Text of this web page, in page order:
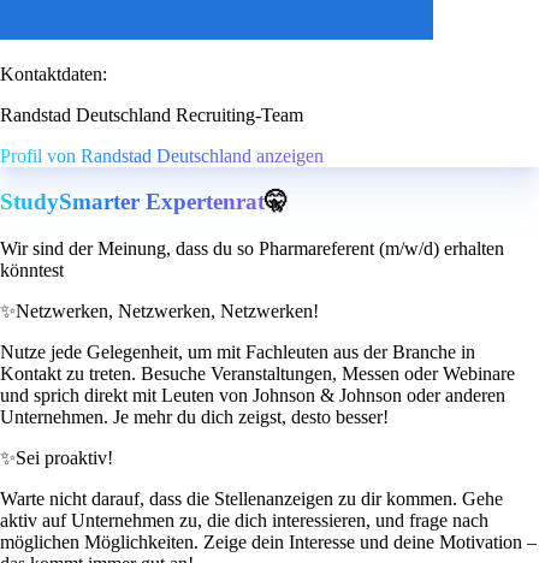
Kontaktdaten:
Randstad Deutschland Recruiting-Team
Profil von Randstad Deutschland anzeigen
StudySmarter Expertenrat🤫
Wir sind der Meinung, dass du so Pharmareferent (m/w/d) erhalten
könntest
✨Netzwerken, Netzwerken, Netzwerken!
Nutze jede Gelegenheit, um mit Fachleuten aus der Branche in
Kontakt zu treten. Besuche Veranstaltungen, Messen oder Webinare
und sprich direkt mit Leuten von Johnson & Johnson oder anderen
Unternehmen. Je mehr du dich zeigst, desto besser!
✨Sei proaktiv!
Warte nicht darauf, dass die Stellenanzeigen zu dir kommen. Gehe
aktiv auf Unternehmen zu, die dich interessieren, und frage nach
möglichen Möglichkeiten. Zeige dein Interesse und deine Motivation –